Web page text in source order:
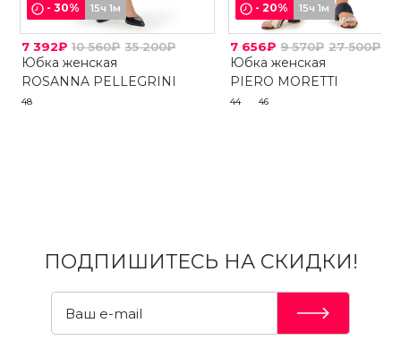
-30% 15ч 1м
7 392₽ 10 560₽ 35 200₽
Юбка женская
ROSANNA PELLEGRINI
48
-20% 15ч 1м
7 656₽ 9 570₽ 27 500₽
Юбка женская
PIERO MORETTI
44 46
ПОДПИШИТЕСЬ НА СКИДКИ!